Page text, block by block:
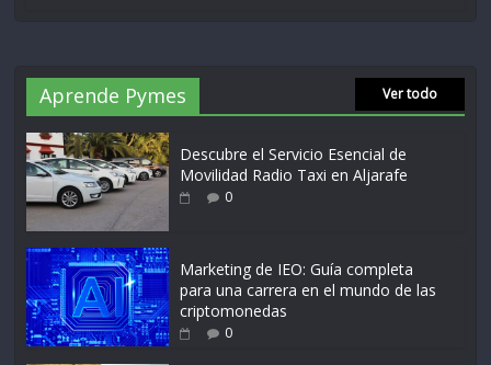
Aprende Pymes Ver todo
Descubre el Servicio Esencial de
Movilidad Radio Taxi en Aljarafe
0
Marketing de IEO: Guía completa
para una carrera en el mundo de las
criptomonedas
0